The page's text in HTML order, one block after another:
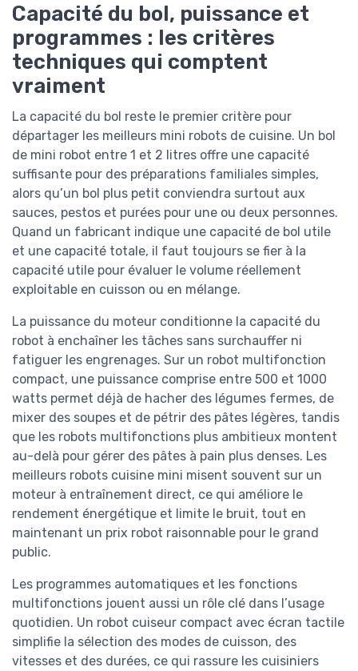
Capacité du bol, puissance et
programmes : les critères
techniques qui comptent
vraiment
La capacité du bol reste le premier critère pour
départager les meilleurs mini robots de cuisine. Un bol
de mini robot entre 1 et 2 litres offre une capacité
suffisante pour des préparations familiales simples,
alors qu’un bol plus petit conviendra surtout aux
sauces, pestos et purées pour une ou deux personnes.
Quand un fabricant indique une capacité de bol utile
et une capacité totale, il faut toujours se fier à la
capacité utile pour évaluer le volume réellement
exploitable en cuisson ou en mélange.
La puissance du moteur conditionne la capacité du
robot à enchaîner les tâches sans surchauffer ni
fatiguer les engrenages. Sur un robot multifonction
compact, une puissance comprise entre 500 et 1000
watts permet déjà de hacher des légumes fermes, de
mixer des soupes et de pétrir des pâtes légères, tandis
que les robots multifonctions plus ambitieux montent
au-delà pour gérer des pâtes à pain plus denses. Les
meilleurs robots cuisine mini misent souvent sur un
moteur à entraînement direct, ce qui améliore le
rendement énergétique et limite le bruit, tout en
maintenant un prix robot raisonnable pour le grand
public.
Les programmes automatiques et les fonctions
multifonctions jouent aussi un rôle clé dans l’usage
quotidien. Un robot cuiseur compact avec écran tactile
simplifie la sélection des modes de cuisson, des
vitesses et des durées, ce qui rassure les cuisiniers